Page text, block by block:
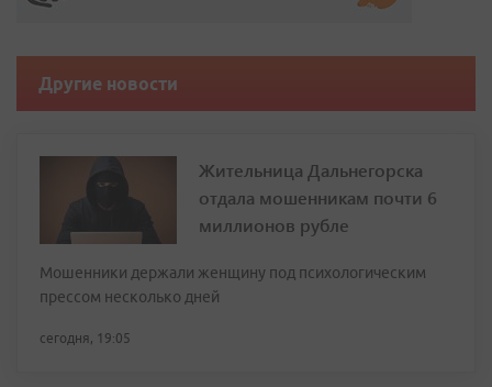
Другие новости
Жительница Дальнегорска
отдала мошенникам почти 6
миллионов рубле
Мошенники держали женщину под психологическим
прессом несколько дней
сегодня, 19:05